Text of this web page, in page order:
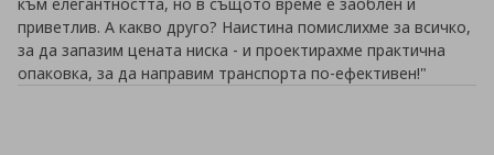
приветлив. А какво друго? Наистина помислихме за всичко,
за да запазим цената ниска - и проектирахме практична
опаковка, за да направим транспорта по-ефективен!"